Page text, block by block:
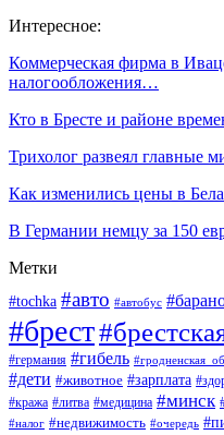
Интересное:
Коммерческая фирма в
налогообложения…
Кто в Бресте и районе
Трихолог развеял главные
Как изменились цены в
В Германии немцу за 150
Метки
#tochka #авто #автобус
#брест
#германия #гибель
#дети #животное #зарплата
#кража #литва #медицина #минск
#налог #недвижимость #очередь